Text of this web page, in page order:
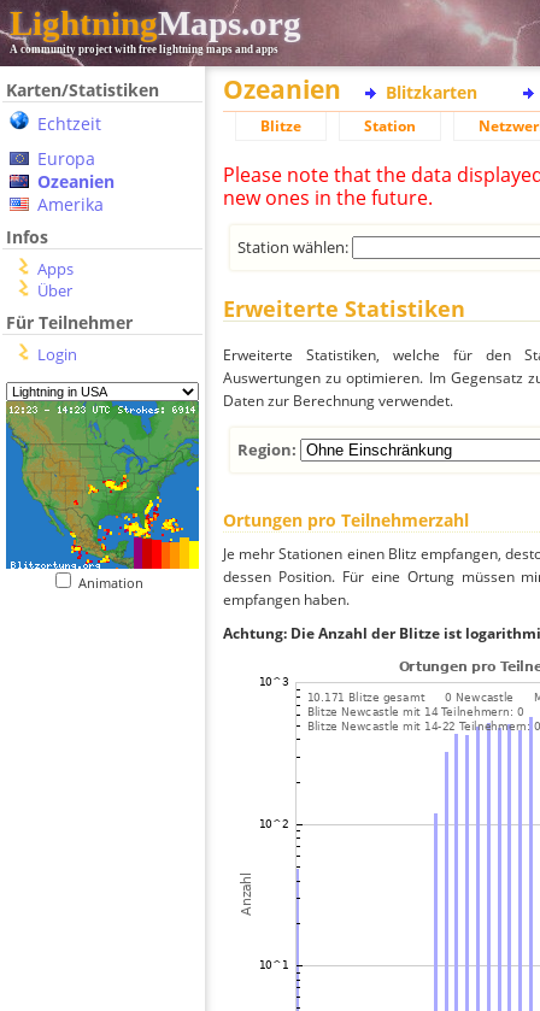
LightningMaps.org
A community project with free lightning maps and apps
Karten/Statistiken
Echtzeit
Europa
Ozeanien
Amerika
Infos
Apps
Über
Für Teilnehmer
Login
Animation
Ozeanien Blitzkarten
Blitze Station
Please note that the data
new ones in the future.
Station wählen:
Erweiterte Statistiken
Erweiterte Statistiken, welche für den
Auswertungen zu optimieren. Im Gegensatz
Daten zur Berechnung verwendet.
Region:
Ortungen pro Teilnehmerzahl
Je mehr Stationen einen Blitz empfangen,
dessen Position. Für eine Ortung müssen
empfangen haben.
Achtung: Die Anzahl der Blitze ist